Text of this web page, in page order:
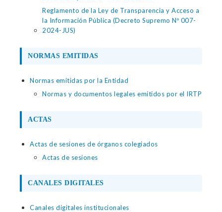
Reglamento de la Ley de Transparencia y Acceso a
la Información Pública (Decreto Supremo Nº 007-
2024-JUS)
NORMAS EMITIDAS
Normas emitidas por la Entidad
Normas y documentos legales emitidos por el IRTP
ACTAS
Actas de sesiones de órganos colegiados
Actas de sesiones
CANALES DIGITALES
Canales digitales institucionales